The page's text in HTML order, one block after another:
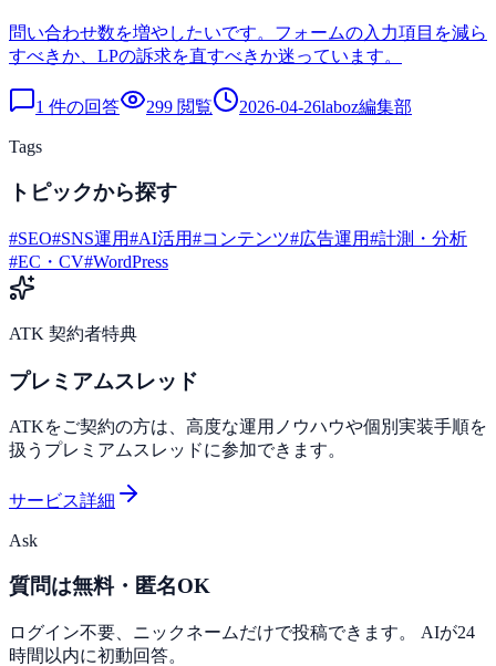
問い合わせ数を増やしたいです。フォームの入力項目を減ら
すべきか、LPの訴求を直すべきか迷っています。
1 件の回答 299 閲覧 2026-04-26laboz編集部
Tags
トピックから探す
#SEO#SNS運用#AI活用#コンテンツ#広告運用#計測・分析
#EC・CV#WordPress
ATK 契約者特典
プレミアムスレッド
ATKをご契約の方は、高度な運用ノウハウや個別実装手順を
扱うプレミアムスレッドに参加できます。
サービス詳細
Ask
質問は無料・匿名OK
ログイン不要、ニックネームだけで投稿できます。 AIが24
時間以内に初動回答。